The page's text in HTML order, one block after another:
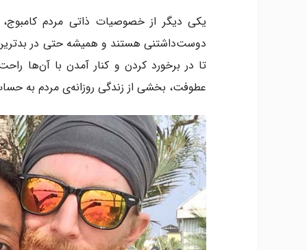
یکی دیگر از خصوصیات ذاتی مردم
دوست‌داشتنی هستند و همیشه حتی در
تا در برخورد کردن و کنار آمدن با آن‌ها
عطوفت، بخشی از زندگی روزانه‌ی مردم به